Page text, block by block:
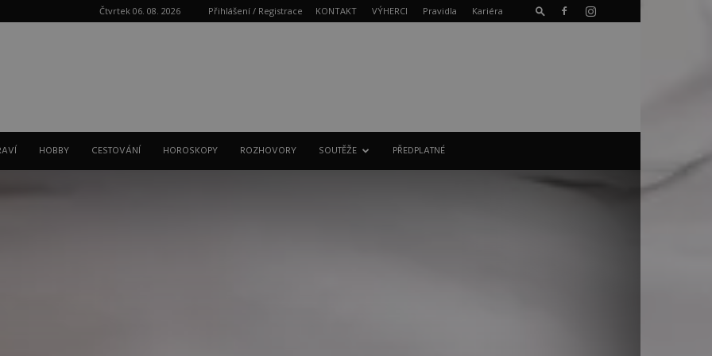
Čtvrtek 06. 08. 2026 Přihlášení / Registrace KONTAKT VÝHERCI Pravidla Kariéra
HOBBY CESTOVÁNÍ HOROSKOPY ROZHOVORY SOUTĚŽE PŘEDPLATNÉ